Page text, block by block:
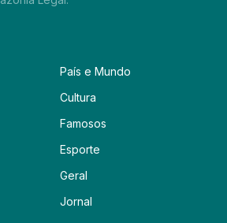
País e Mundo
Cultura
Famosos
Esporte
Geral
Jornal